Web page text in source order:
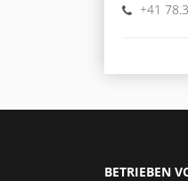
+41
BETRIEBEN